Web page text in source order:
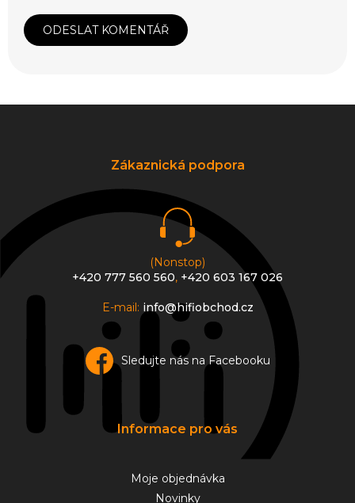
ODESLAT KOMENTÁŘ
Zákaznická podpora
(Nonstop)
+420 777 560 560, +420 603 167 026
E-mail: info@hifiobchod.cz
Sledujte nás na Facebooku
Informace pro vás
Moje objednávka
Novinky